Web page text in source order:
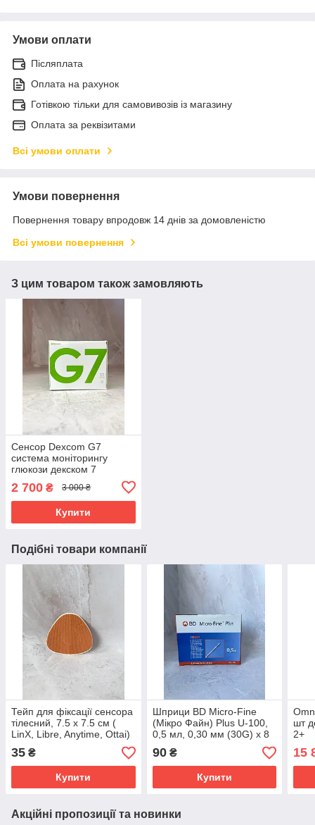
Умови оплати
Післяплата
Оплата на рахунок
Готівкою тільки для самовивозів із магазину
Оплата за реквізитами
Всі умови оплати
Умови повернення
Повернення товару впродовж 14 днів за домовленістю
Всі умови повернення
З цим товаром також замовляють
Сенсор Dexcom G7
система моніторингу
глюкози декском 7
2 700 ₴ 3 000 ₴
Купити
Подібні товари компанії
Тейп для фіксації сенсора
тілесний, 7.5 х 7.5 см (
LinX, Libre, Anytime, Ottai)
35 ₴
Купити
Шприци BD Micro-Fine
(Мікро Файн) Plus U-100,
0,5 мл, 0,30 мм (30G) х 8
мм, 10 шт.
90₴
Купити
шт
2+
15
Акційні пропозиції та новинки